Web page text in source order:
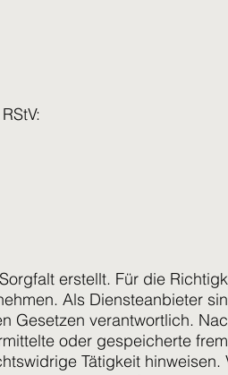
erstellt. Für die
Als Diensteanbieter
Gesetzen verantwortlich.
oder gespeicherte
Tätigkeit